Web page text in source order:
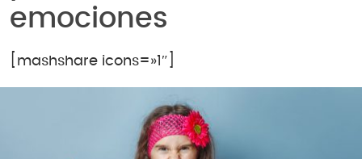
emociones
[mashshare icons=»1″]